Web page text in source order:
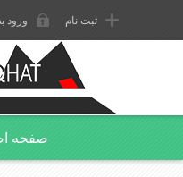
ثبت نام ورود
صفحه